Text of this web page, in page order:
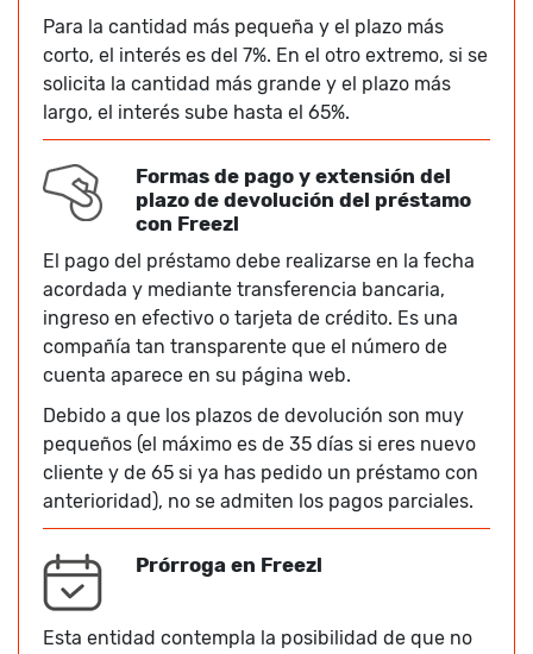
Para la cantidad más pequeña y el plazo más
corto, el interés es del 7%. En el otro extremo, si se
solicita la cantidad más grande y el plazo más
largo, el interés sube hasta el 65%.
Formas de pago y extensión del
plazo de devolución del préstamo
con Freezl
El pago del préstamo debe realizarse en la fecha
acordada y mediante transferencia bancaria,
ingreso en efectivo o tarjeta de crédito. Es una
compañía tan transparente que el número de
cuenta aparece en su página web.
Debido a que los plazos de devolución son muy
pequeños (el máximo es de 35 días si eres nuevo
cliente y de 65 si ya has pedido un préstamo con
anterioridad), no se admiten los pagos parciales.
Prórroga en Freezl
Esta entidad contempla la posibilidad de que no